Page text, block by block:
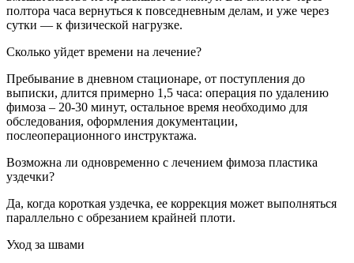
полтора часа вернуться к повседневным делам, и уже через
сутки — к физической нагрузке.
Сколько уйдет времени на лечение?
Пребывание в дневном стационаре, от поступления до
выписки, длится примерно 1,5 часа: операция по удалению
фимоза – 20-30 минут, остальное время необходимо для
обследования, оформления документации,
послеоперационного инструктажа.
Возможна ли одновременно с лечением фимоза пластика
уздечки?
Да, когда короткая уздечка, ее коррекция может выполняться
параллельно с обрезанием крайней плоти.
Уход за швами